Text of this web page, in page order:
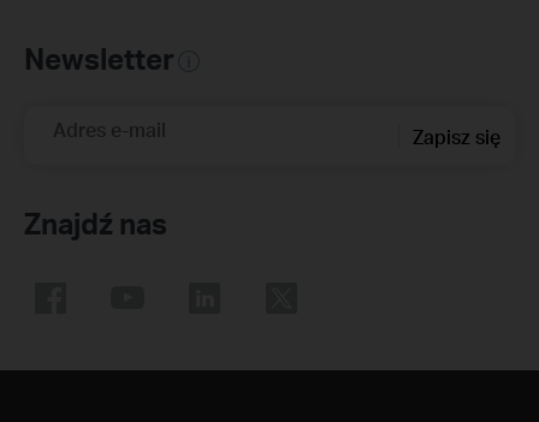
Newsletter
Adres e-mail Zapisz się
Znajdź nas